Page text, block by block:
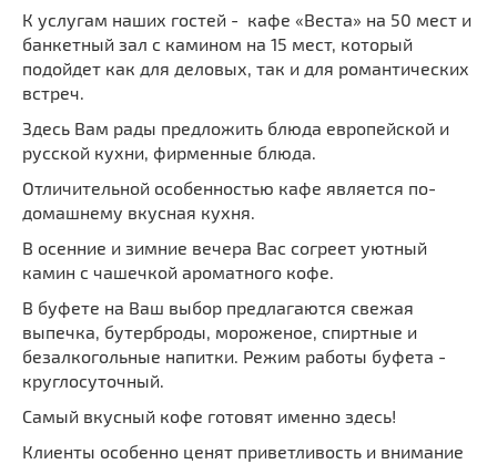
К услугам наших гостей - кафе «Веста» на 50 мест и
банкетный зал с камином на 15 мест, который
подойдет как для деловых, так и для романтических
встреч.
Здесь Вам рады предложить блюда европейской и
русской кухни, фирменные блюда.
Отличительной особенностью кафе является по-
домашнему вкусная кухня.
В осенние и зимние вечера Вас согреет уютный
камин с чашечкой ароматного кофе.
В буфете на Ваш выбор предлагаются свежая
выпечка, бутерброды, мороженое, спиртные и
безалкогольные напитки. Режим работы буфета -
круглосуточный.
Самый вкусный кофе готовят именно здесь!
Клиенты особенно ценят приветливость и внимание